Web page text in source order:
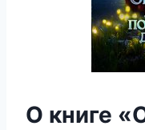
О книге